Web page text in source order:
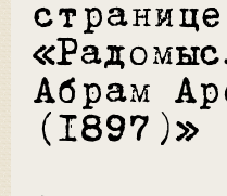
странице
Абрам
(1897)»